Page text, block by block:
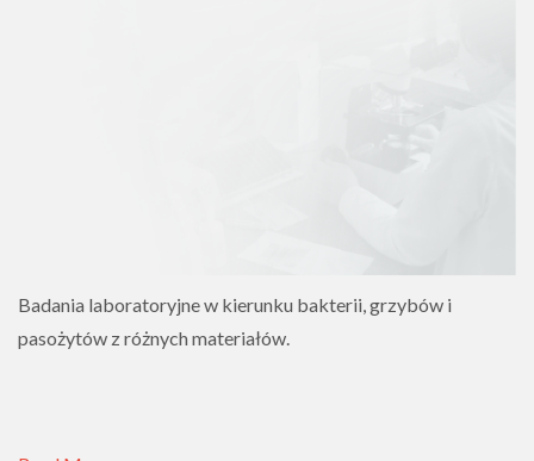
Badania laboratoryjne w kierunku bakterii, grzybów i
pasożytów z różnych materiałów.